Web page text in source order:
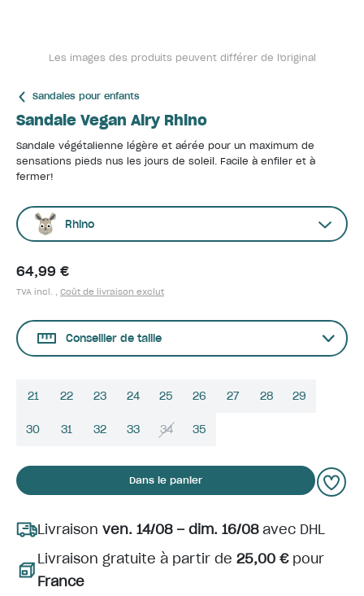
Les images des produits peuvent différer de l'original
Sandales pour enfants
Sandale Vegan Airy Rhino
Sandale végétalienne légère et aérée pour un maximum de
sensations pieds nus les jours de soleil. Facile à enfiler et à
fermer!
Rhino
64,99 €
TVA incl. , Coût de livraison exclut
Conseiller de taille
21 22 23 24 25 26 27 28 29
30 31 32 33 34 35
Dans le panier
Livraison ven. 14/08 – dim. 16/08avec DHL
Livraison gratuite à partir de 25,00 €pour
France